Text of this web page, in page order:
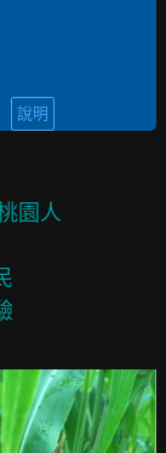
說明
園人